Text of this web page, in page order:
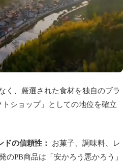
く、厳選された食材を独自のブラ
ショップ」としての地位を確立
ドの信頼性：
お菓子、調味料、レ
のPB商品は「安かろう悪かろう」